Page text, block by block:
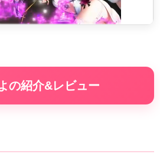
の紹介&レビュー